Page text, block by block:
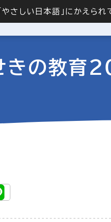
「やさしい日本語」にかえら
きの教育